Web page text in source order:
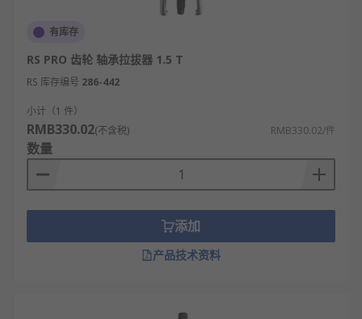
有库存
RS PRO 齿轮 轴承拉拔器 1.5 T
RS 库存编号 286-442
小计（1 件）
RMB330.02(不含税) RMB330.02/件
数量
添加
产品技术资料